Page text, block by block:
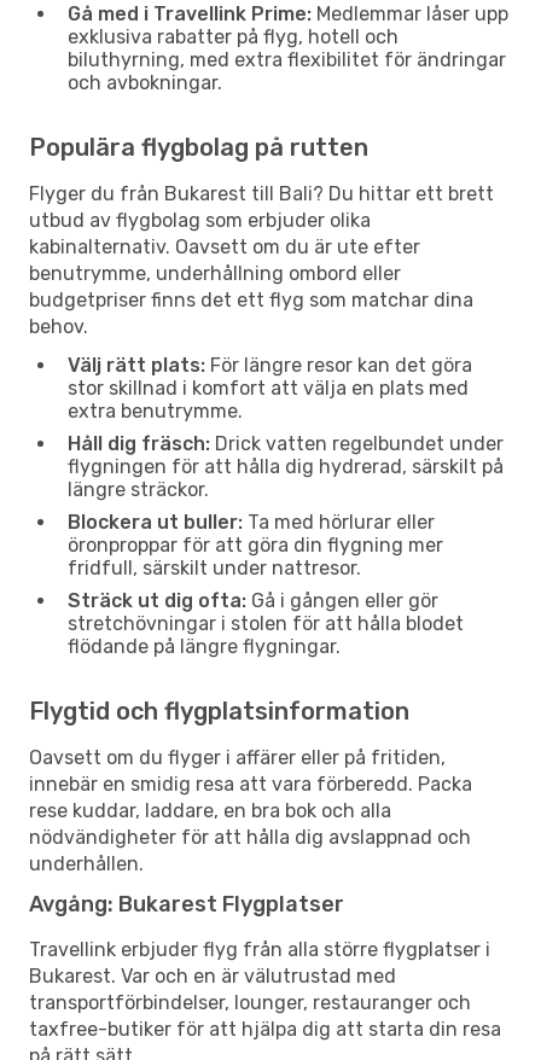
Gå med i Travellink Prime: Medlemmar låser upp
exklusiva rabatter på flyg, hotell och
biluthyrning, med extra flexibilitet för ändringar
och avbokningar.
Populära flygbolag på rutten
Flyger du från Bukarest till Bali? Du hittar ett brett
utbud av flygbolag som erbjuder olika
kabinalternativ. Oavsett om du är ute efter
benutrymme, underhållning ombord eller
budgetpriser finns det ett flyg som matchar dina
behov.
Välj rätt plats: För längre resor kan det göra
stor skillnad i komfort att välja en plats med
extra benutrymme.
Håll dig fräsch: Drick vatten regelbundet under
flygningen för att hålla dig hydrerad, särskilt på
längre sträckor.
Blockera ut buller: Ta med hörlurar eller
öronproppar för att göra din flygning mer
fridfull, särskilt under nattresor.
Sträck ut dig ofta: Gå i gången eller gör
stretchövningar i stolen för att hålla blodet
flödande på längre flygningar.
Flygtid och flygplatsinformation
Oavsett om du flyger i affärer eller på fritiden,
innebär en smidig resa att vara förberedd. Packa
rese kuddar, laddare, en bra bok och alla
nödvändigheter för att hålla dig avslappnad och
underhållen.
Avgång: Bukarest Flygplatser
Travellink erbjuder flyg från alla större flygplatser i
Bukarest. Var och en är välutrustad med
transportförbindelser, lounger, restauranger och
taxfree-butiker för att hjälpa dig att starta din resa